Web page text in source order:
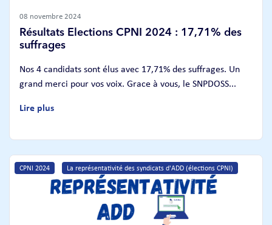
08 novembre 2024
Résultats Elections CPNI 2024 : 17,71% des
suffrages
Nos 4 candidats sont élus avec 17,71% des suffrages. Un
grand merci pour vos voix. Grace à vous, le SNPDOSS...
Lire plus
CPNI 2024 La représentativité des syndicats d'ADD (élections CPNI)